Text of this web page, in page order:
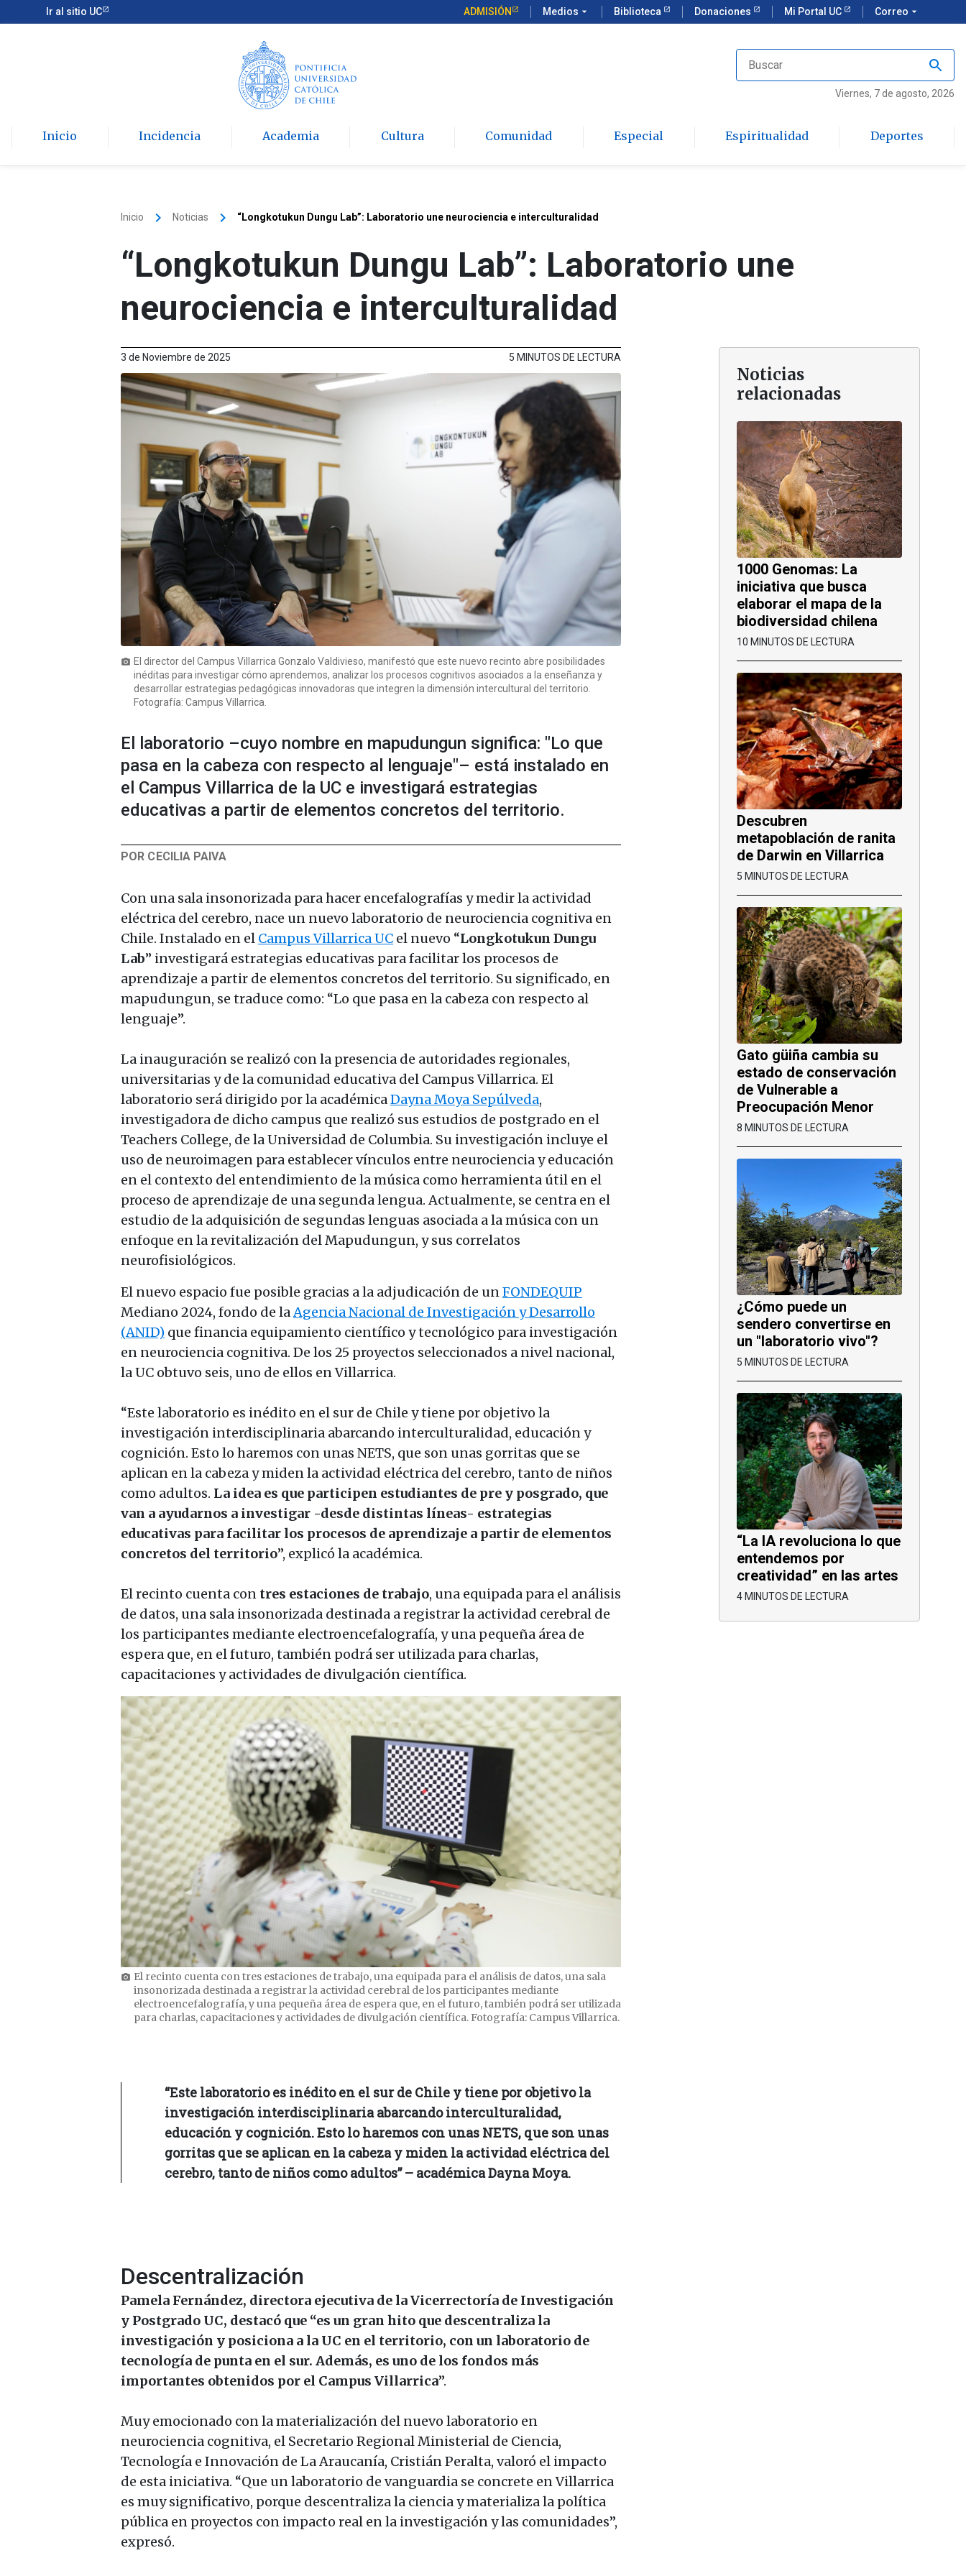
Ir al sitio UC ADMISIÓN Medios arrow_drop_down Biblioteca Donaciones Mi Portal UC Correo arrow_drop_down
Viernes, 7 de agosto, 2026
Inicio Incidencia Academia Cultura Comunidad Especial Espiritualidad Deportes
Inicio keyboard_arrow_right Noticias keyboard_arrow_right “Longkotukun Dungu Lab”: Laboratorio une neurociencia e interculturalidad
“Longkotukun Dungu Lab”: Laboratorio une
neurociencia e interculturalidad
3 de Noviembre de 2025 5 MINUTOS DE LECTURA
photo_camera El director del Campus Villarrica Gonzalo Valdivieso, manifestó que este nuevo recinto abre posibilidades
inéditas para investigar cómo aprendemos, analizar los procesos cognitivos asociados a la enseñanza y
desarrollar estrategias pedagógicas innovadoras que integren la dimensión intercultural del territorio.
Fotografía: Campus Villarrica.
El laboratorio –cuyo nombre en mapudungun significa: "Lo que
pasa en la cabeza con respecto al lenguaje"– está instalado en
el Campus Villarrica de la UC e investigará estrategias
educativas a partir de elementos concretos del territorio.
POR CECILIA PAIVA
Con una sala insonorizada para hacer encefalografías y medir la actividad
eléctrica del cerebro, nace un nuevo laboratorio de neurociencia cognitiva en
Chile. Instalado en el Campus Villarrica UC el nuevo “Longkotukun Dungu
Lab” investigará estrategias educativas para facilitar los procesos de
aprendizaje a partir de elementos concretos del territorio. Su significado, en
mapudungun, se traduce como: “Lo que pasa en la cabeza con respecto al
lenguaje”.
La inauguración se realizó con la presencia de autoridades regionales,
universitarias y de la comunidad educativa del Campus Villarrica. El
laboratorio será dirigido por la académicaDayna Moya Sepúlveda,
investigadora de dicho campus que realizó sus estudios de postgrado en el
Teachers College, de la Universidad de Columbia. Su investigación incluye el
uso de neuroimagen para establecer vínculos entre neurociencia y educación
en el contexto del entendimiento de la música como herramienta útil en el
proceso de aprendizaje de una segunda lengua. Actualmente, se centra en el
estudio de la adquisición de segundas lenguas asociada a la música con un
enfoque en la revitalización del Mapudungun, y sus correlatos
neurofisiológicos.
El nuevo espacio fue posible gracias a la adjudicación de unFONDEQUIP
Mediano 2024, fondo de laAgencia Nacional de Investigación y Desarrollo
(ANID) que financia equipamiento científico y tecnológico para investigación
en neurociencia cognitiva. De los 25 proyectos seleccionados a nivel nacional,
la UC obtuvo seis, uno de ellos en Villarrica.
“Este laboratorio es inédito en el sur de Chile y tiene por objetivo la
investigación interdisciplinaria abarcando interculturalidad, educación y
cognición. Esto lo haremos con unas NETS, que son unas gorritas que se
aplican en la cabeza y miden la actividad eléctrica del cerebro, tanto de niños
como adultos. La idea es que participen estudiantes de pre y posgrado, que
van a ayudarnos a investigar -desde distintas líneas- estrategias
educativas para facilitar los procesos de aprendizaje a partir de elementos
concretos del territorio”, explicó la académica.
El recinto cuenta con tres estaciones de trabajo, una equipada para el análisis
de datos, una sala insonorizada destinada a registrar la actividad cerebral de
los participantes mediante electroencefalografía, y una pequeña área de
espera que, en el futuro, también podrá ser utilizada para charlas,
capacitaciones y actividades de divulgación científica.
photo_camera El recinto cuenta con tres estaciones de trabajo, una equipada para el análisis de datos, una sala
insonorizada destinada a registrar la actividad cerebral de los participantes mediante
electroencefalografía, y una pequeña área de espera que, en el futuro, también podrá ser utilizada
para charlas, capacitaciones y actividades de divulgación científica. Fotografía: Campus Villarrica.
“Este laboratorio es inédito en el sur de Chile y tiene por objetivo la
investigación interdisciplinaria abarcando interculturalidad,
educación y cognición. Esto lo haremos con unas NETS, que son unas
gorritas que se aplican en la cabeza y miden la actividad eléctrica del
cerebro, tanto de niños como adultos” – académica Dayna Moya.
Descentralización
Pamela Fernández, directora ejecutiva de la Vicerrectoría de Investigación
y Postgrado UC, destacó que “es un gran hito que descentraliza la
investigación y posiciona a la UC en el territorio, con un laboratorio de
tecnología de punta en el sur. Además, es uno de los fondos más
importantes obtenidos por el Campus Villarrica”.
Muy emocionado con la materialización del nuevo laboratorio en
neurociencia cognitiva, el Secretario Regional Ministerial de Ciencia,
Tecnología e Innovación de La Araucanía, Cristián Peralta, valoró el impacto
de esta iniciativa. “Que un laboratorio de vanguardia se concrete en Villarrica
es muy significativo, porque descentraliza la ciencia y materializa la política
pública en proyectos con impacto real en la investigación y las comunidades”,
expresó.
Noticias
relacionadas
1000 Genomas: La
iniciativa que busca
elaborar el mapa de la
biodiversidad chilena
10 MINUTOS DE LECTURA
Descubren
metapoblación de ranita
de Darwin en Villarrica
5 MINUTOS DE LECTURA
Gato güiña cambia su
estado de conservación
de Vulnerable a
Preocupación Menor
8 MINUTOS DE LECTURA
¿Cómo puede un
sendero convertirse en
un "laboratorio vivo"?
5 MINUTOS DE LECTURA
“La IA revoluciona lo que
entendemos por
creatividad” en las artes
4 MINUTOS DE LECTURA